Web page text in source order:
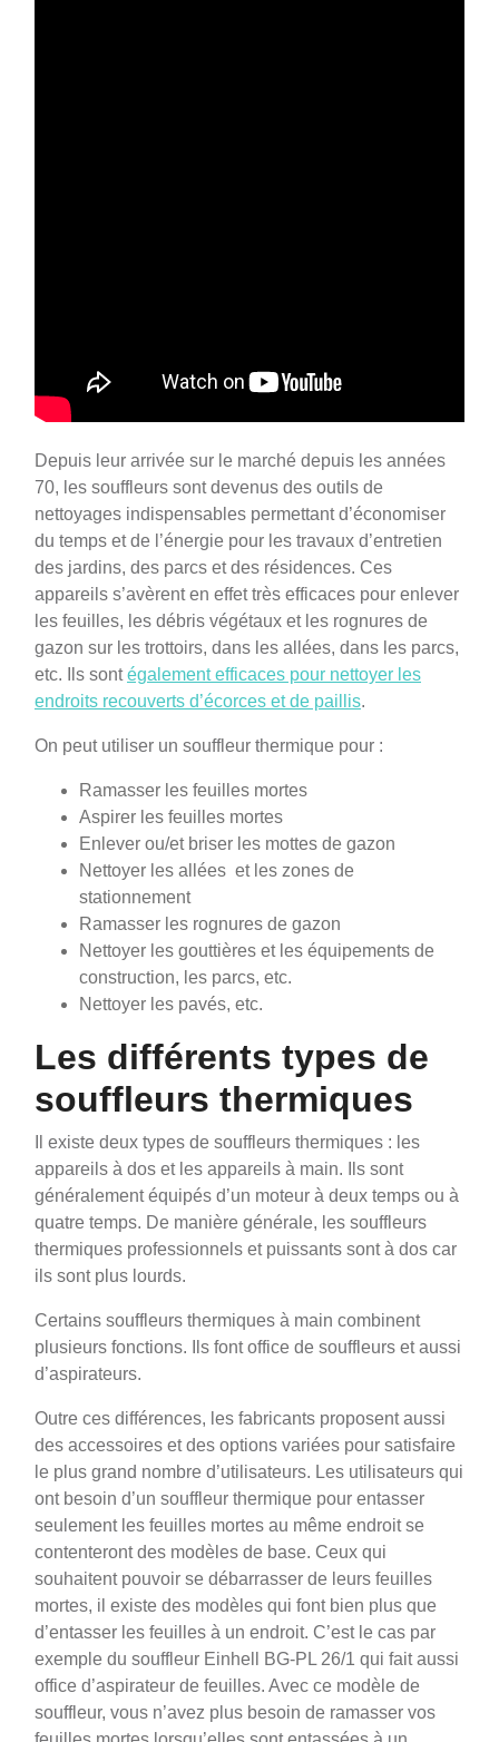
Depuis leur arrivée sur le marché depuis les années
70, les souffleurs sont devenus des outils de
nettoyages indispensables permettant d’économiser
du temps et de l’énergie pour les travaux d’entretien
des jardins, des parcs et des résidences. Ces
appareils s’avèrent en effet très efficaces pour enlever
les feuilles, les débris végétaux et les rognures de
gazon sur les trottoirs, dans les allées, dans les parcs,
etc. Ils sontégalement efficaces pour nettoyer les
endroits recouverts d’écorces et de paillis.
On peut utiliser un souffleur thermique pour :
Ramasser les feuilles mortes
Aspirer les feuilles mortes
Enlever ou/et briser les mottes de gazon
Nettoyer les allées et les zones de
stationnement
Ramasser les rognures de gazon
Nettoyer les gouttières et les équipements de
construction, les parcs, etc.
Nettoyer les pavés, etc.
Les différents types de
souffleurs thermiques
Il existe deux types de souffleurs thermiques : les
appareils à dos et les appareils à main. Ils sont
généralement équipés d’un moteur à deux temps ou à
quatre temps. De manière générale, les souffleurs
thermiques professionnels et puissants sont à dos car
ils sont plus lourds.
Certains souffleurs thermiques à main combinent
plusieurs fonctions. Ils font office de souffleurs et aussi
d’aspirateurs.
Outre ces différences, les fabricants proposent aussi
des accessoires et des options variées pour satisfaire
le plus grand nombre d’utilisateurs. Les utilisateurs qui
ont besoin d’un souffleur thermique pour entasser
seulement les feuilles mortes au même endroit se
contenteront des modèles de base. Ceux qui
souhaitent pouvoir se débarrasser de leurs feuilles
mortes, il existe des modèles qui font bien plus que
d’entasser les feuilles à un endroit. C’est le cas par
exemple du souffleur Einhell BG-PL 26/1 qui fait aussi
office d’aspirateur de feuilles. Avec ce modèle de
souffleur, vous n’avez plus besoin de ramasser vos